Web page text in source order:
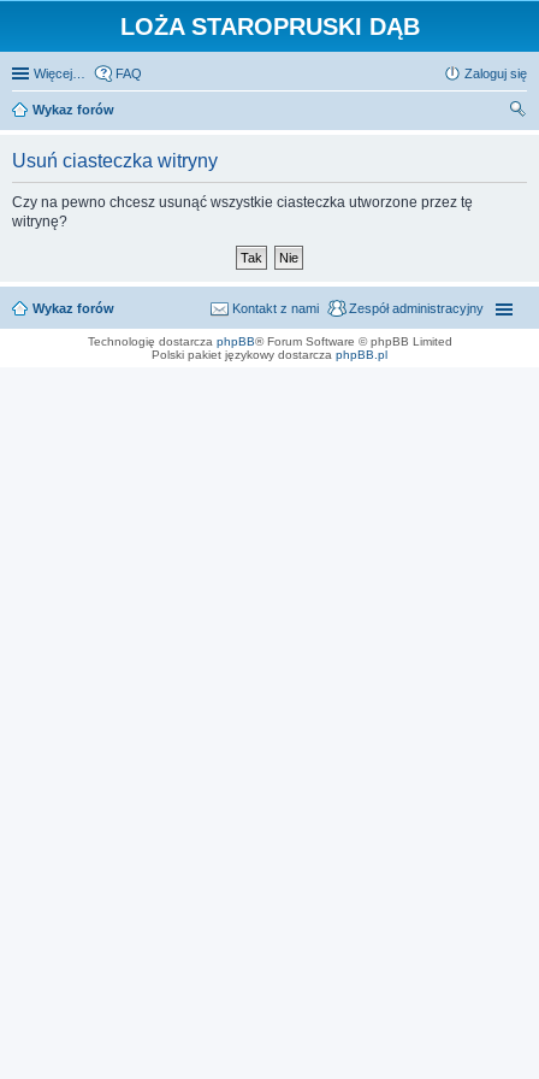
LOŻA STAROPRUSKI DĄB
Więcej… FAQ Zaloguj się
Wykaz forów
Usuń ciasteczka witryny
Czy na pewno chcesz usunąć wszystkie ciasteczka utworzone przez tę
witrynę?
Wykaz forów Zespół administracyjny
Kontakt z nami
Technologię dostarcza phpBB® Forum Software © phpBB Limited
Polski pakiet językowy dostarcza phpBB.pl